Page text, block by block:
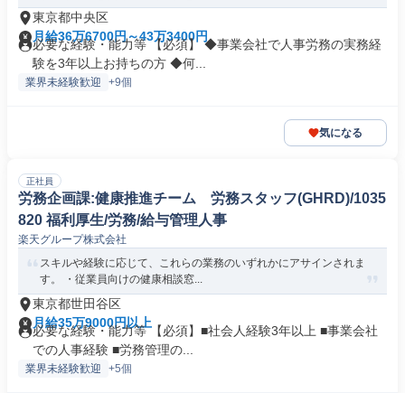
東京都中央区
月給36万6700円～43万3400円
必要な経験・能力等 【必須】 ◆事業会社で人事労務の実務経
験を3年以上お持ちの方 ◆何...
業界未経験歓迎 +9個
気になる
正社員
労務企画課:健康推進チーム 労務スタッフ(GHRD)/1035
820 福利厚生/労務/給与管理人事
楽天グループ株式会社
スキルや経験に応じて、これらの業務のいずれかにアサインされま
す。 ・従業員向けの健康相談窓...
東京都世田谷区
月給35万9000円以上
必要な経験・能力等 【必須】■社会人経験3年以上 ■事業会社
での人事経験 ■労務管理の...
業界未経験歓迎 +5個